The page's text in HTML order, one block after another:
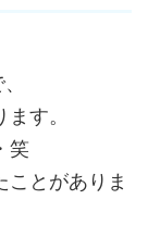
す。
笑
ことがありま